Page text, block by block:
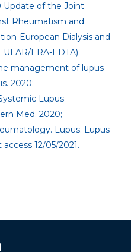
Update of the Joint
Rheumatism and
European Dialysis and
ERA-EDTA)
management of lupus
2020;
Lupus
Med. 2020;
Lupus. Lupus
12/05/2021.